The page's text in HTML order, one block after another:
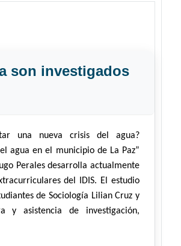
son investigados
una nueva crisis del agua?
agua en el municipio de La Paz”
Perales desarrolla actualmente
del IDIS. El estudio
de Sociología Lilian Cruz y
y asistencia de investigación,